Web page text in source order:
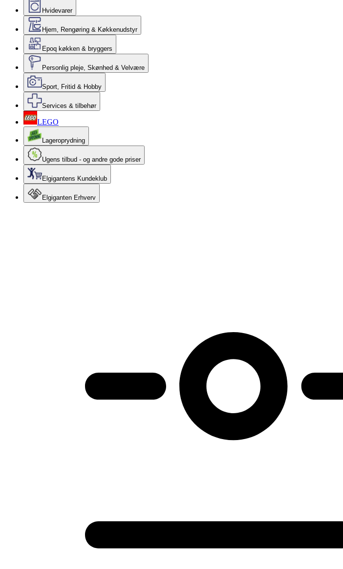
Hvidevarer
Hjem, Rengøring & Køkkenudstyr
Epoq køkken & bryggers
Personlig pleje, Skønhed & Velvære
Sport, Fritid & Hobby
Services & tilbehør
LEGO
Lageroprydning
Ugens tilbud - og andre gode priser
Elgigantens Kundeklub
Elgiganten Erhverv